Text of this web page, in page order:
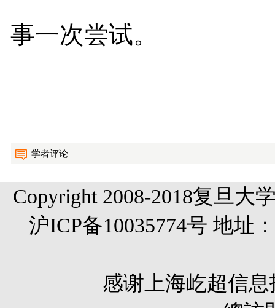
事一次尝试。
学者评论
Copyright 2008-2018复旦大
沪ICP备10035774号 地址
感谢 上海屹超信